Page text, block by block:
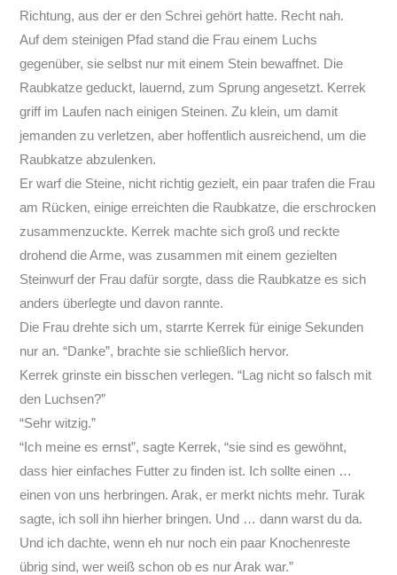
Richtung, aus der er den Schrei gehört hatte. Recht nah.
Auf dem steinigen Pfad stand die Frau einem Luchs
gegenüber, sie selbst nur mit einem Stein bewaffnet. Die
Raubkatze geduckt, lauernd, zum Sprung angesetzt. Kerrek
griff im Laufen nach einigen Steinen. Zu klein, um damit
jemanden zu verletzen, aber hoffentlich ausreichend, um die
Raubkatze abzulenken.
Er warf die Steine, nicht richtig gezielt, ein paar trafen die Frau
am Rücken, einige erreichten die Raubkatze, die erschrocken
zusammenzuckte. Kerrek machte sich groß und reckte
drohend die Arme, was zusammen mit einem gezielten
Steinwurf der Frau dafür sorgte, dass die Raubkatze es sich
anders überlegte und davon rannte.
Die Frau drehte sich um, starrte Kerrek für einige Sekunden
nur an. “Danke”, brachte sie schließlich hervor.
Kerrek grinste ein bisschen verlegen. “Lag nicht so falsch mit
den Luchsen?”
“Sehr witzig.”
“Ich meine es ernst”, sagte Kerrek, “sie sind es gewöhnt,
dass hier einfaches Futter zu finden ist. Ich sollte einen …
einen von uns herbringen. Arak, er merkt nichts mehr. Turak
sagte, ich soll ihn hierher bringen. Und … dann warst du da.
Und ich dachte, wenn eh nur noch ein paar Knochenreste
übrig sind, wer weiß schon ob es nur Arak war.”